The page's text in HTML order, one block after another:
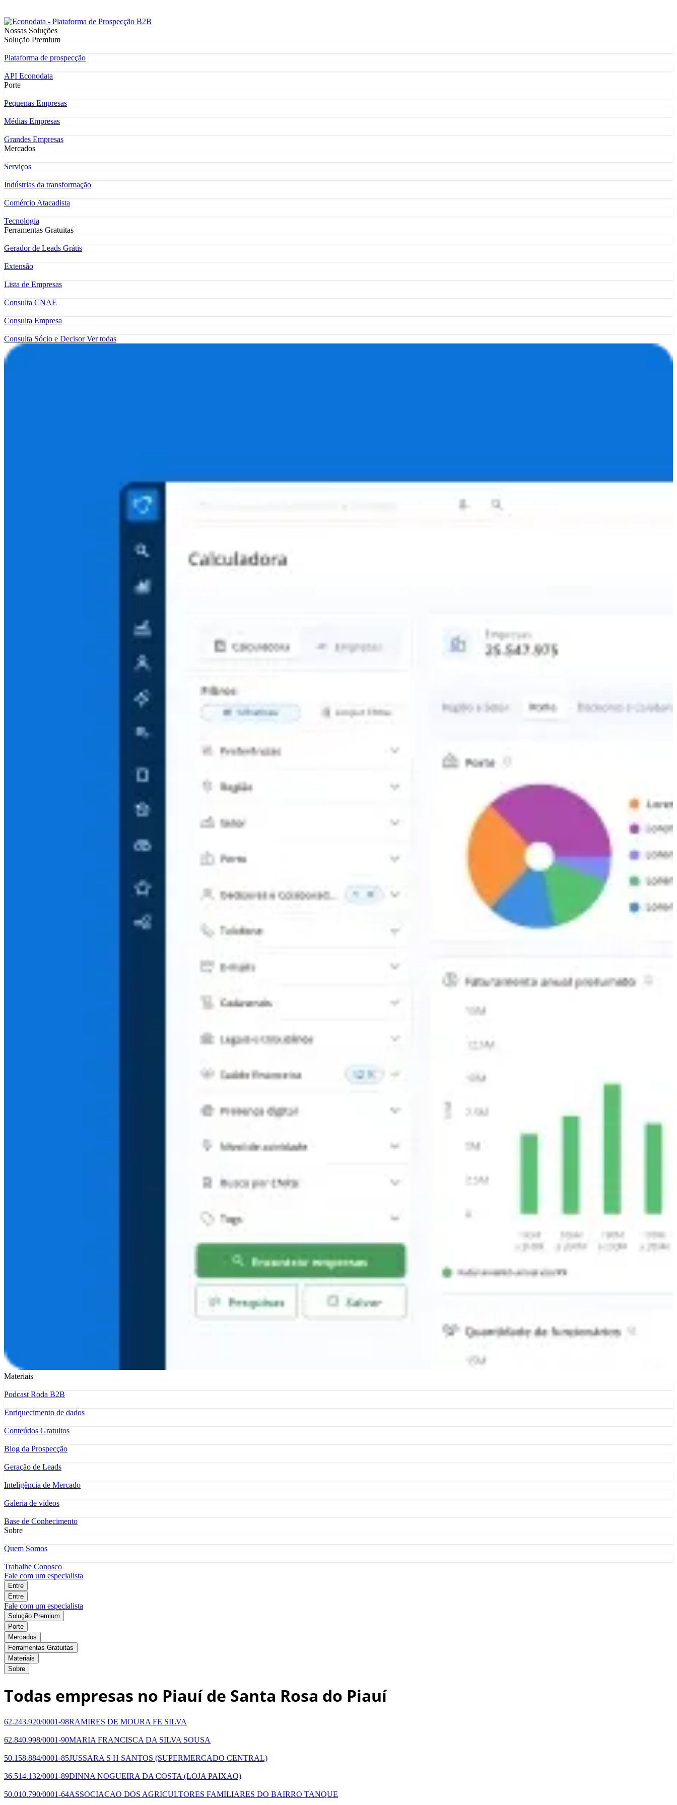
Nossas Soluções
Solução Premium
Plataforma de prospecção
API Econodata
Porte
Pequenas Empresas
Médias Empresas
Grandes Empresas
Mercados
Serviços
Indústrias da transformação
Comércio Atacadista
Tecnologia
Ferramentas Gratuitas
Gerador de Leads Grátis
Extensão
Lista de Empresas
Consulta CNAE
Consulta Empresa
Consulta Sócio e DecisorVer todas
Materiais
Podcast Roda B2B
Enriquecimento de dados
Conteúdos Gratuitos
Blog da Prospecção
Geração de Leads
Inteligência de Mercado
Galeria de vídeos
Base de Conhecimento
Sobre
Quem Somos
Trabalhe Conosco
Fale com um especialista
Entre
Entre
Fale com um especialista
Solução Premium
Porte
Mercados
Ferramentas Gratuitas
Materiais
Sobre
Todas empresas no Piauí de Santa Rosa do Piauí
62.243.920/0001-98RAMIRES DE MOURA FE SILVA
62.840.998/0001-90MARIA FRANCISCA DA SILVA SOUSA
50.158.884/0001-85JUSSARA S H SANTOS (SUPERMERCADO CENTRAL)
36.514.132/0001-89DINNA NOGUEIRA DA COSTA (LOJA PAIXAO)
50.010.790/0001-64ASSOCIACAO DOS AGRICULTORES FAMILIARES DO BAIRRO TANQUE